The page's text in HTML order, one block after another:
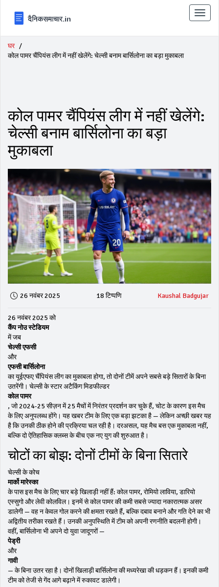
टॉगल
से
घर
कोल पामर चैंपियंस लीग में नहीं खेलेंगे: चेल्सी बनाम बार्सिलोना का बड़ा मुकाबला
कोल पामर चैंपियंस लीग में नहीं खेलेंगे:
चेल्सी बनाम बार्सिलोना का बड़ा
मुकाबला
26 नवंबर 2025 18 टिप्पणि Kaushal Badgujar
26 नवंबर 2025 को
कैंप नोउ स्टेडियम
में जब
चेल्सी एफसी
और
एफसी बार्सिलोना
का यूईएफए चैंपियंस लीग का मुकाबला होगा, तो दोनों टीमें अपने सबसे बड़े सितारों के बिना
उतरेंगी। चेल्सी के स्टार अटैकिंग मिडफील्डर
कोल पामर
, जो 2024-25 सीज़न में 25 मैचों में निरंतर प्रदर्शन कर चुके हैं, चोट के कारण इस मैच
के लिए अनुपलब्ध होंगे। यह खबर टीम के लिए एक बड़ा झटका है — लेकिन अच्छी खबर यह
है कि उनकी ठीक होने की प्रक्रिया चल रही है। दरअसल, यह मैच बस एक मुकाबला नहीं,
बल्कि दो ऐतिहासिक क्लब्स के बीच एक नए युग की शुरुआत है।
चोटों का बोझ: दोनों टीमों के बिना सितारे
चेल्सी के कोच
मार्को मारेस्का
के पास इस मैच के लिए चार बड़े खिलाड़ी नहीं हैं: कोल पामर, रोमियो लाविया, डारियो
एस्सुगो और लेवी कोलविल। इनमें से कोल पामर की कमी सबसे ज्यादा नकारात्मक असर
डालेगी — वह न केवल गोल करने की क्षमता रखते हैं, बल्कि दबाव बनाने और गति देने का भी
अद्वितीय तरीका रखते हैं। उनकी अनुपस्थिति में टीम को अपनी रणनीति बदलनी होगी।
वहीं, बार्सिलोना भी अपने दो युवा जादूगरों —
पेड्री
और
गावी
— के बिना उतर रहा है। दोनों खिलाड़ी बार्सिलोना की मध्यरेखा की धड़कन हैं। इनकी कमी
टीम को तेजी से गेंद आगे बढ़ाने में रुकावट डालेगी।